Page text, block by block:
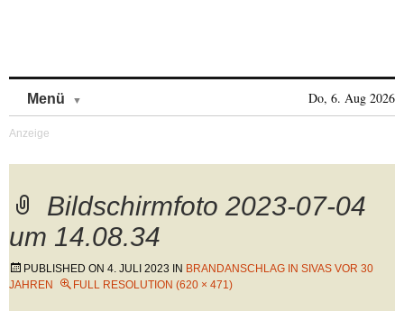
Menü Do, 6. Aug 2026
Bildschirmfoto 2023-07-04
um 14.08.34
PUBLISHED ON 4. JULI 2023 IN BRANDANSCHLAG IN SIVAS VOR 30
JAHREN
FULL RESOLUTION (620 × 471)